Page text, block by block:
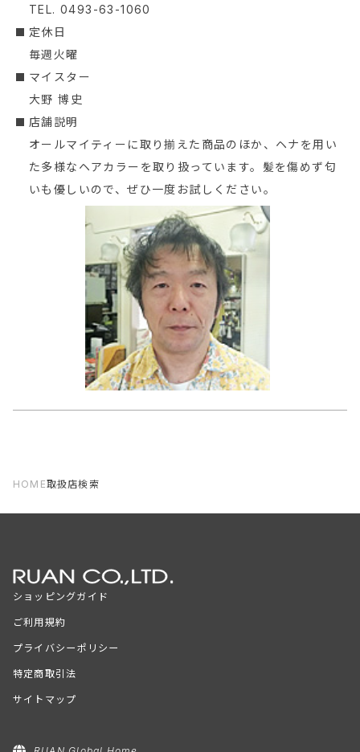
TEL. 0493-63-1060
定休日
毎週火曜
マイスター
大野 博史
店舗説明
オールマイティーに取り揃えた商品のほか、ヘナを用い
た多様なヘアカラーを取り扱っています。髪を傷めず匂
いも優しいので、ぜひ一度お試しください。
HOME取扱店検索
ショッピングガイド
ご利用規約
プライバシーポリシー
特定商取引法
サイトマップ